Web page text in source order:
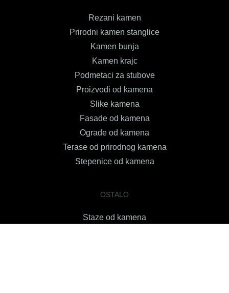
Rezani kamen
Prirodni kamen stanglice
Kamen bunja
Kamen krajc
Podmetaci za stubove
Proizvodi od kamena
Slike kamena
Fasade od kamena
Ograde od kamena
Terase od prirodnog kamena
Stepenice od kamena
OSTALO
Staze od kamena